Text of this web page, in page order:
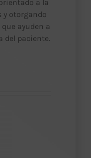
a la
y otorgando
ayuden a
del paciente.